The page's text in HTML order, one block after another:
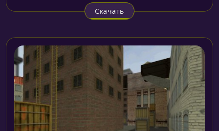
Скачать